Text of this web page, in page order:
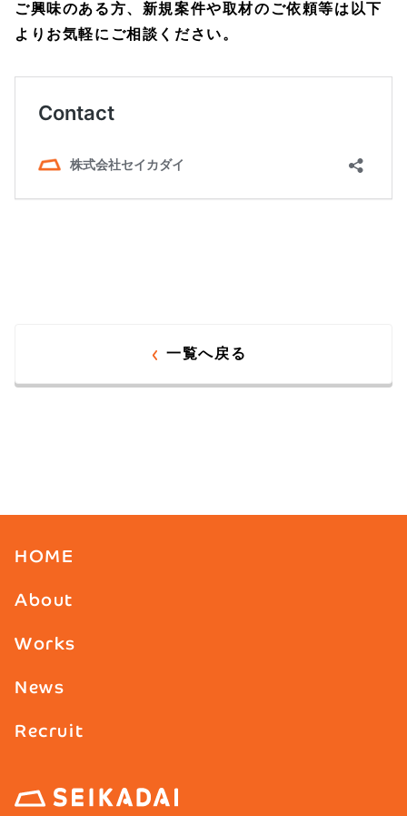
ご興味のある方、新規案件や取材のご依頼等は以下
よりお気軽にご相談ください。
一覧へ戻る
HOME
About
Works
News
Recruit